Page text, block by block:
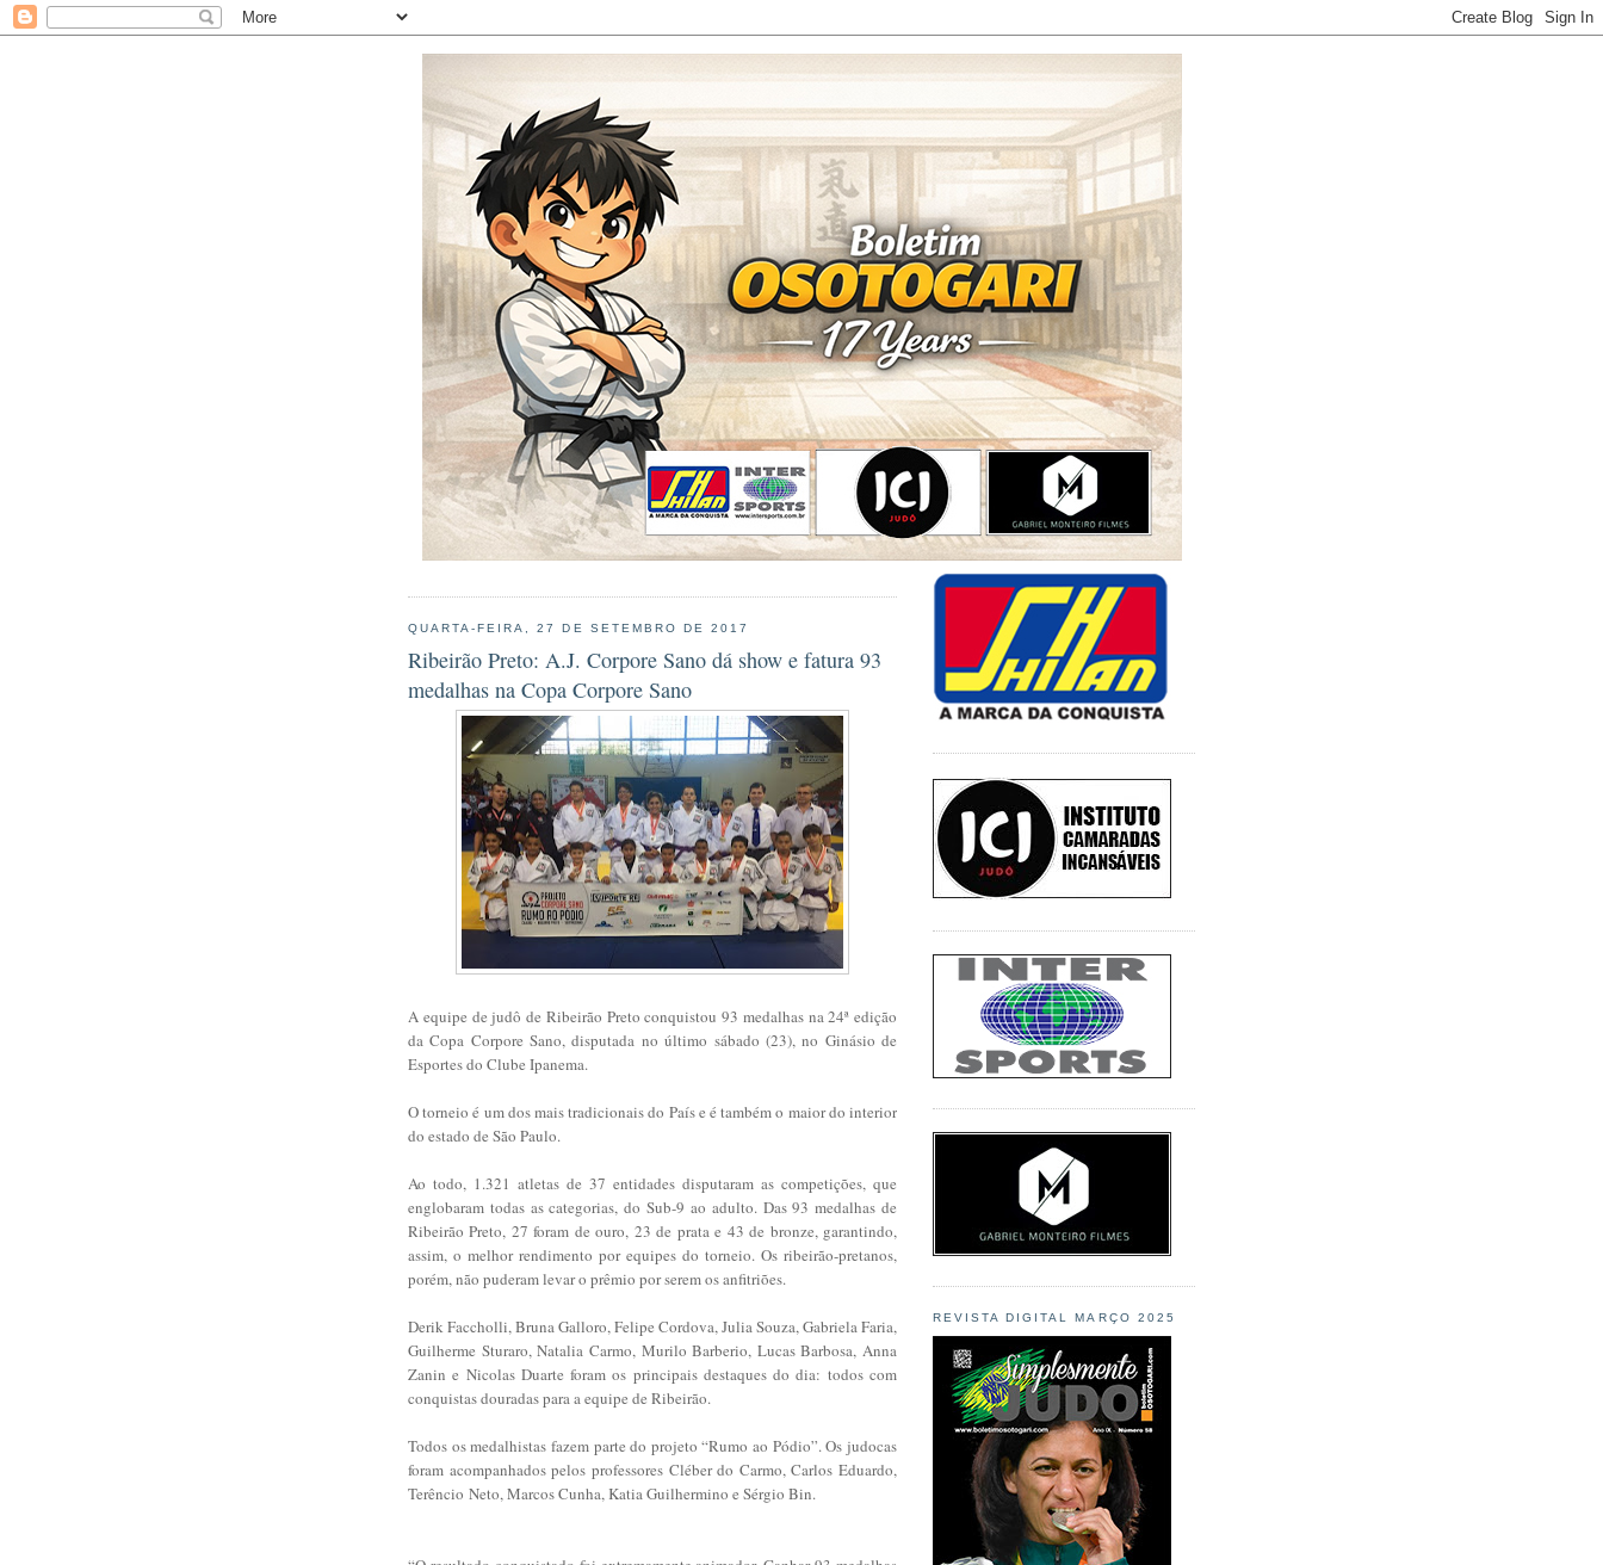
QUARTA-FEIRA, 27 DE SETEMBRO DE 2017
Ribeirão Preto: A.J. Corpore Sano dá show e fatura 93
medalhas na Copa Corpore Sano
A equipe de judô de Ribeirão Preto conquistou 93 medalhas na 24ª edição
da Copa Corpore Sano, disputada no último sábado (23), no Ginásio de
Esportes do Clube Ipanema.
O torneio é um dos mais tradicionais do País e é também o maior do interior
do estado de São Paulo.
Ao todo, 1.321 atletas de 37 entidades disputaram as competições, que
englobaram todas as categorias, do Sub-9 ao adulto. Das 93 medalhas de
Ribeirão Preto, 27 foram de ouro, 23 de prata e 43 de bronze, garantindo,
assim, o melhor rendimento por equipes do torneio. Os ribeirão-pretanos,
porém, não puderam levar o prêmio por serem os anfitriões.
Derik Faccholli, Bruna Galloro, Felipe Cordova, Julia Souza, Gabriela Faria,
Guilherme Sturaro, Natalia Carmo, Murilo Barberio, Lucas Barbosa, Anna
Zanin e Nicolas Duarte foram os principais destaques do dia: todos com
conquistas douradas para a equipe de Ribeirão.
Todos os medalhistas fazem parte do projeto “Rumo ao Pódio”. Os judocas
foram acompanhados pelos professores Cléber do Carmo, Carlos Eduardo,
Terêncio Neto, Marcos Cunha, Katia Guilhermino e Sérgio Bin.
REVISTA DIGITAL MARÇO 2025